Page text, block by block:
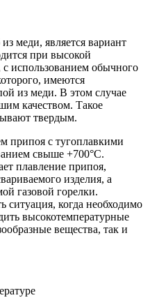
меди, является вариант
при высокой
с использованием обычного
имеются
из меди. В этом случае
качеством. Такое
твердым.
припоя с тугоплавкими
свыше +700°C.
плавление припоя,
изделия, а
газовой горелки.
ситуация, когда необходимо
высокотемпературные
вещества, так и